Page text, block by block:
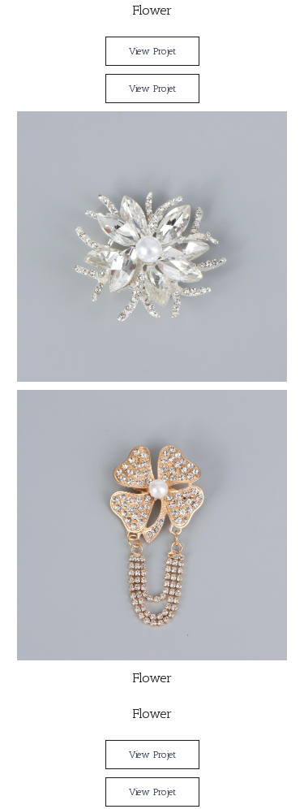
Flower
Flower
View Projet
View Projet
View Projet
Flower
View Projet